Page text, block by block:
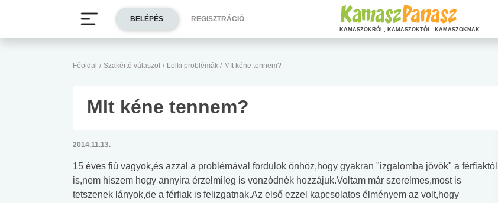
Főoldal / Szakértő válaszol / Lelki problémák / MIt kéne tennem?
MIt kéne tennem?
2014.11.13.
15 éves fiú vagyok,és azzal a problémával fordulok önhöz,hogy gyakran "izgalomba jövök" a férfiaktól
is,nem hiszem hogy annyira érzelmileg is vonzódnék hozzájuk.Voltam már szerelmes,most is
tetszenek lányok,de a férfiak is felizgatnak.Az első ezzel kapcsolatos élményem az volt,hogy
BELÉPÉS REGISZTRÁCIÓ
KAMASZOKRÓL, KAMASZOKTÓL, KAMASZOKNAK